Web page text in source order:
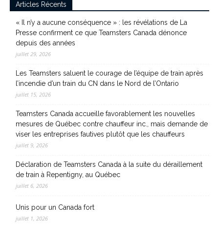
Articles Récents
« Il n’y a aucune conséquence » : les révélations de La
Presse confirment ce que Teamsters Canada dénonce
depuis des années
juillet 29, 2026
Les Teamsters saluent le courage de l’équipe de train après
l’incendie d’un train du CN dans le Nord de l’Ontario
juillet 15, 2026
Teamsters Canada accueille favorablement les nouvelles
mesures de Québec contre chauffeur inc., mais demande de
viser les entreprises fautives plutôt que les chauffeurs
juillet 9, 2026
Déclaration de Teamsters Canada à la suite du déraillement
de train à Repentigny, au Québec
juillet 6, 2026
Unis pour un Canada fort
juillet 1, 2026